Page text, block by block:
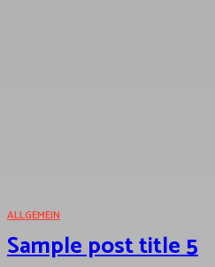
ALLGEMEIN
Sample post title 5